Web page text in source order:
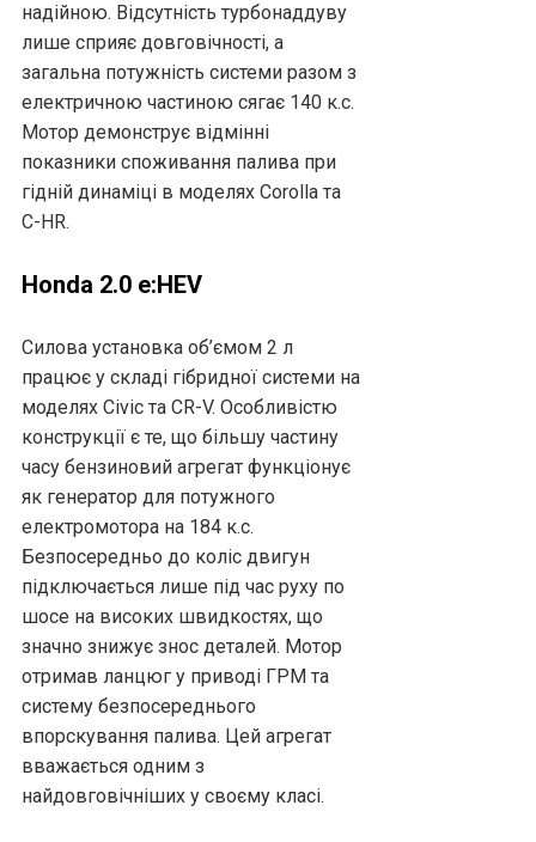
надійною. Відсутність турбонаддуву
лише сприяє довговічності, а
загальна потужність системи разом з
електричною частиною сягає 140 к.с.
Мотор демонструє відмінні
показники споживання палива при
гідній динаміці в моделях Corolla та
C-HR.
Honda 2.0 e:HEV
Силова установка об’ємом 2 л
працює у складі гібридної системи на
моделях Civic та CR-V. Особливістю
конструкції є те, що більшу частину
часу бензиновий агрегат функціонує
як генератор для потужного
електромотора на 184 к.с.
Безпосередньо до коліс двигун
підключається лише під час руху по
шосе на високих швидкостях, що
значно знижує знос деталей. Мотор
отримав ланцюг у приводі ГРМ та
систему безпосереднього
впорскування палива. Цей агрегат
вважається одним з
найдовговічніших у своєму класі.